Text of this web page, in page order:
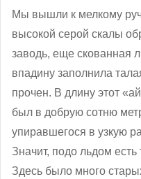
Мы вышли к мелкому
высокой серой скалы
заводь, еще скованная
впадину заполнила
прочен. В длину этот
был в добрую сотню
упиравшегося в узкую
Значит, подо льдом
Здесь было много